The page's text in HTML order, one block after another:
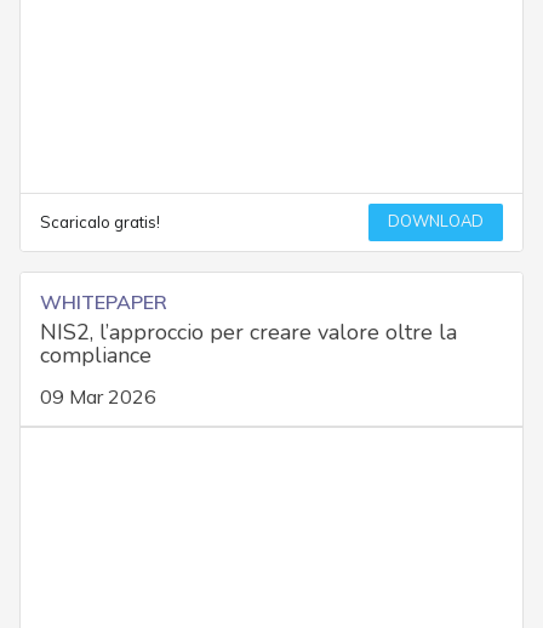
Scaricalo gratis! DOWNLOAD
WHITEPAPER
NIS2, l’approccio per creare valore oltre la
compliance
09 Mar 2026